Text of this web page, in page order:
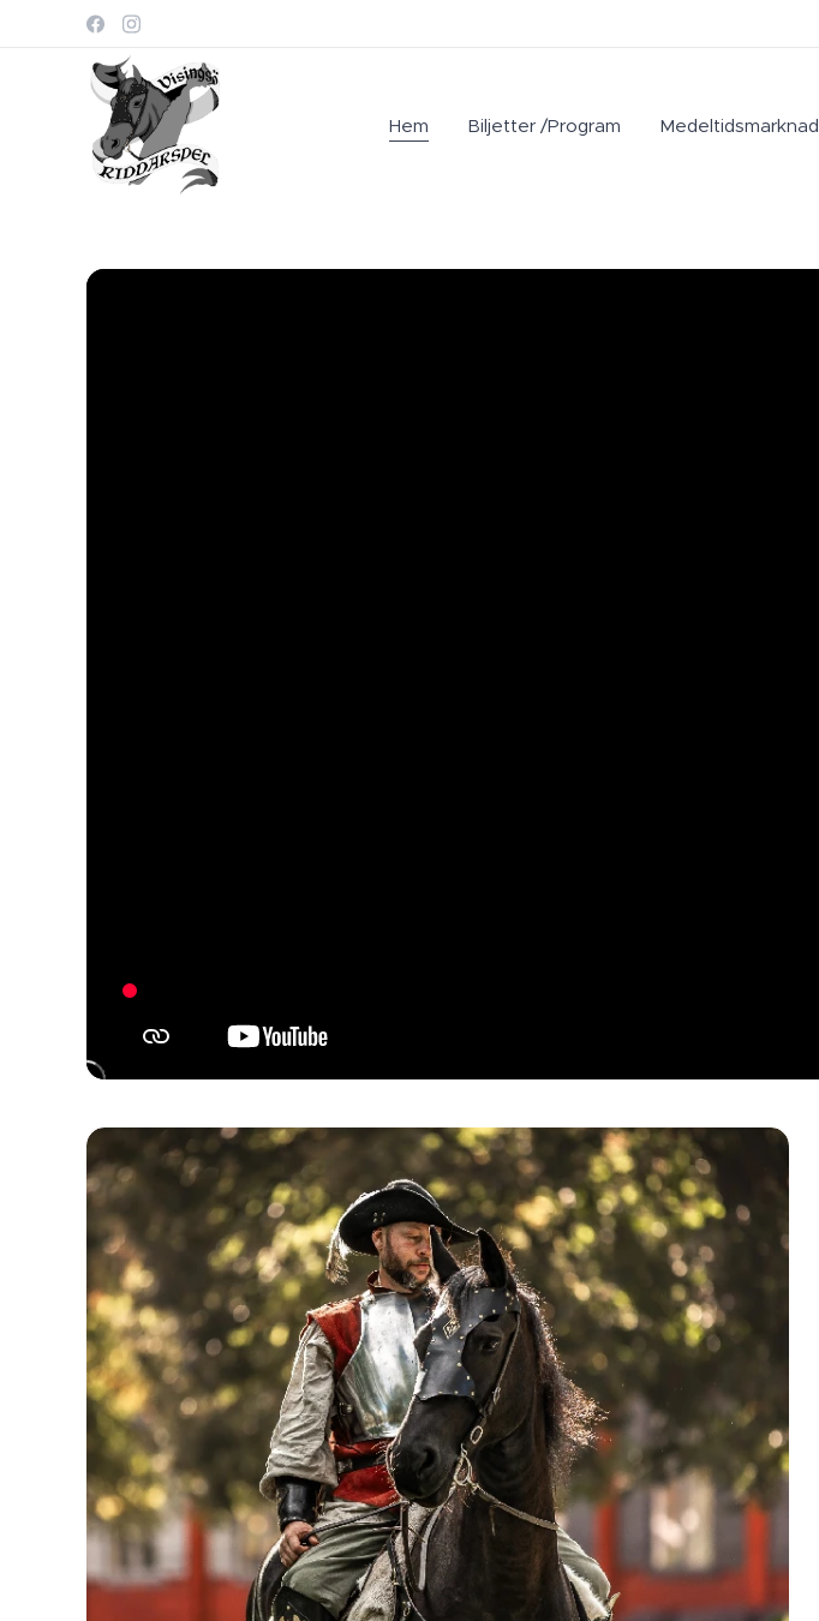
Hem Biljetter /Program Medeltidsmarknad